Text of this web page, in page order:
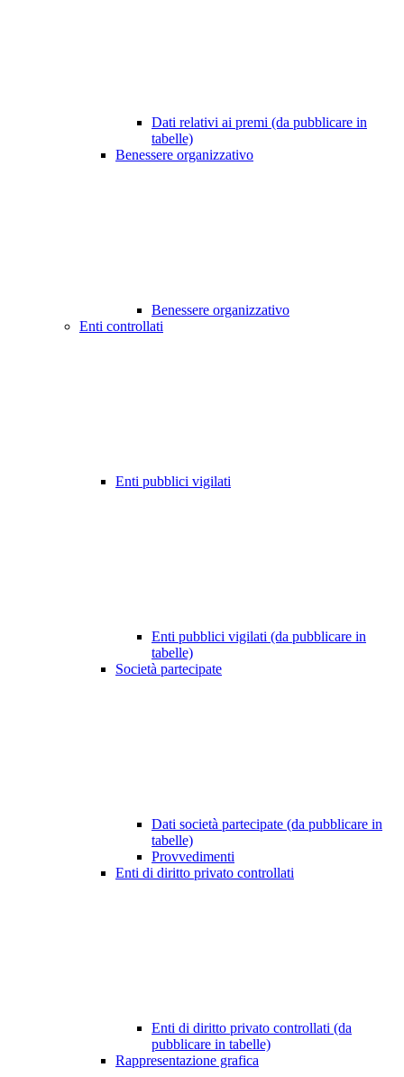
Dati relativi ai premi (da pubblicare in
tabelle)
Benessere organizzativo
Benessere organizzativo
Enti controllati
Enti pubblici vigilati
Enti pubblici vigilati (da pubblicare in
tabelle)
Società partecipate
Dati società partecipate (da pubblicare in
tabelle)
Provvedimenti
Enti di diritto privato controllati
Enti di diritto privato controllati (da
pubblicare in tabelle)
Rappresentazione grafica